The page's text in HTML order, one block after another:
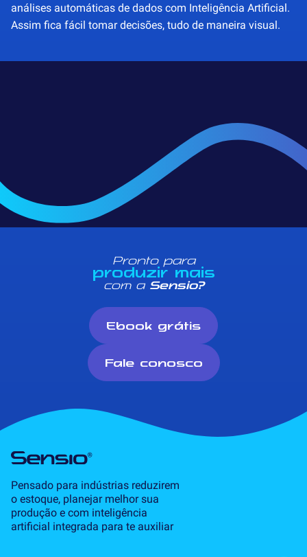
análises automáticas de dados com Inteligência Artificial.
Assim fica fácil tomar decisões, tudo de maneira visual.
Pronto para
produzir mais
com a Sensio?
Ebook grátis
Fale conosco
Pensado para indústrias reduzirem
o estoque, planejar melhor sua
produção e com inteligência
artificial integrada para te auxiliar